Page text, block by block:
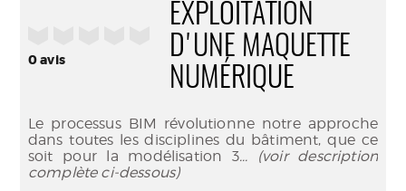
0avis
EXPLOITATION
D'UNE MAQUETTE
NUMÉRIQUE
Le processus BIM révolutionne notre approche
dans toutes les disciplines du bâtiment, que ce
soit pour la modélisation 3... (voir description
complète ci-dessous)